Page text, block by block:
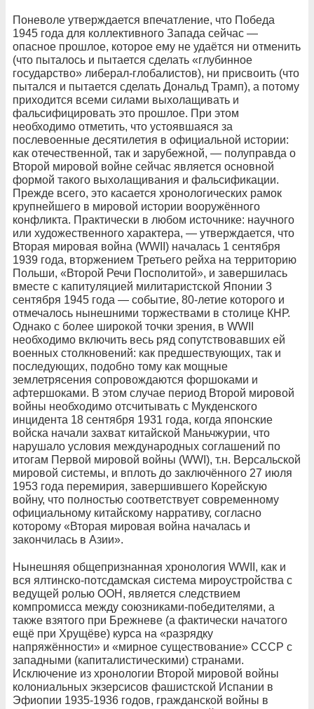
Поневоле утверждается впечатление, что Победа
1945 года для коллективного Запада сейчас —
опасное прошлое, которое ему не удаётся ни отменить
(что пыталось и пытается сделать «глубинное
государство» либерал-глобалистов), ни присвоить (что
пытался и пытается сделать Дональд Трамп), а потому
приходится всеми силами выхолащивать и
фальсифицировать это прошлое. При этом
необходимо отметить, что устоявшаяся за
послевоенные десятилетия в официальной истории:
как отечественной, так и зарубежной, — полуправда о
Второй мировой войне сейчас является основной
формой такого выхолащивания и фальсификации.
Прежде всего, это касается хронологических рамок
крупнейшего в мировой истории вооружённого
конфликта. Практически в любом источнике: научного
или художественного характера, — утверждается, что
Вторая мировая война (WWII) началась 1 сентября
1939 года, вторжением Третьего рейха на территорию
Польши, «Второй Речи Посполитой», и завершилась
вместе с капитуляцией милитаристской Японии 3
сентября 1945 года — событие, 80-летие которого и
отмечалось нынешними торжествами в столице КНР.
Однако с более широкой точки зрения, в WWII
необходимо включить весь ряд сопутствовавших ей
военных столкновений: как предшествующих, так и
последующих, подобно тому как мощные
землетрясения сопровождаются форшоками и
афтершоками. В этом случае период Второй мировой
войны необходимо отсчитывать с Мукденского
инцидента 18 сентября 1931 года, когда японские
войска начали захват китайской Маньчжурии, что
нарушало условия международных соглашений по
итогам Первой мировой войны (WWI), т.н. Версальской
мировой системы, и вплоть до заключённого 27 июля
1953 года перемирия, завершившего Корейскую
войну, что полностью соответствует современному
официальному китайскому нарративу, согласно
которому «Вторая мировая война началась и
закончилась в Азии».
Нынешняя общепризнанная хронология WWII, как и
вся ялтинско-потсдамская система мироустройства с
ведущей ролью ООН, является следствием
компромисса между союзниками-победителями, а
также взятого при Брежневе (а фактически начатого
ещё при Хрущёве) курса на «разрядку
напряжённости» и «мирное существование» СССР с
западными (капиталистическими) странами.
Исключение из хронологии Второй мировой войны
колониальных экзерсисов фашистской Испании в
Эфиопии 1935-1936 годов, гражданской войны в